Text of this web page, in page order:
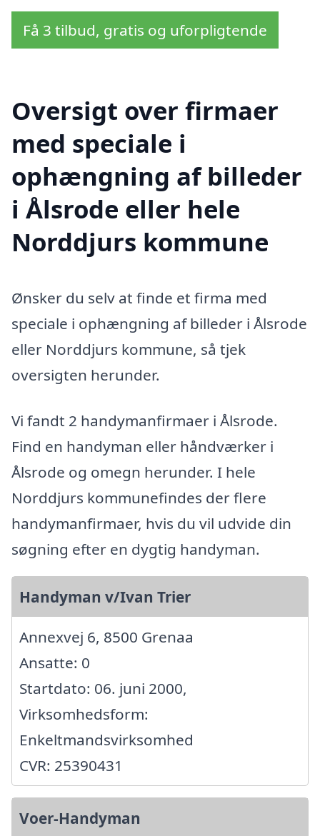
Få 3 tilbud, gratis og uforpligtende
Oversigt over firmaer
med speciale i
ophængning af billeder
i Ålsrode eller hele
Norddjurs kommune
Ønsker du selv at finde et firma med
speciale i ophængning af billeder i Ålsrode
eller Norddjurs kommune, så tjek
oversigten herunder.
Vi fandt 2 handymanfirmaer i Ålsrode.
Find en handyman eller håndværker i
Ålsrode og omegn herunder. I hele
Norddjurs kommunefindes der flere
handymanfirmaer, hvis du vil udvide din
søgning efter en dygtig handyman.
Handyman v/Ivan Trier
Annexvej 6, 8500 Grenaa
Ansatte: 0
Startdato: 06. juni 2000,
Virksomhedsform:
Enkeltmandsvirksomhed
CVR: 25390431
Voer-Handyman